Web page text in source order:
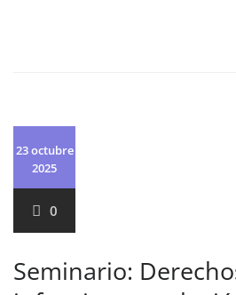
23 octubre
2025
0
Seminario: